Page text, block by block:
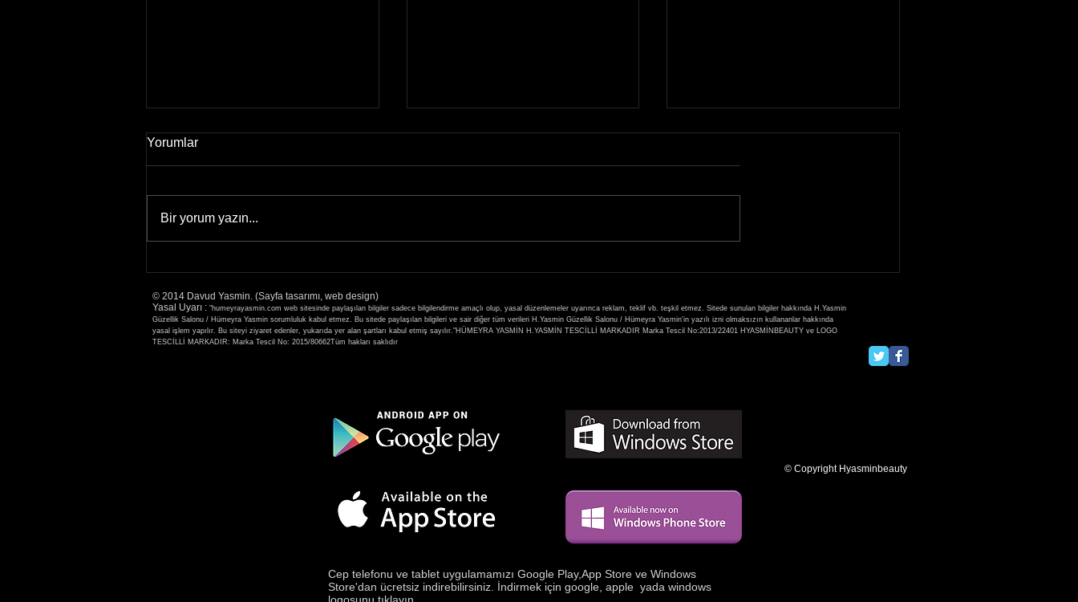
Fethiye'deyim
Tekniği ile katıldım
Yorumlar
Bir yorum yazın...
© 2014 Davud Yasmin. (Sayfa tasarımı, web design)
Yasal Uyarı : "humeyrayasmin.com web sitesinde paylaşılan bilgiler sadece bilgilendirme amaçlı olup, yasal düzenlemeler uyarınca reklam, teklif vb. teşkil etmez. Sitede sunulan bilgiler hakkında H.Yasmin
Güzellik Salonu / Hümeyra Yasmin sorumluluk kabul etmez. Bu sitede paylaşılan bilgileri ve sair diğer tüm verileri H.Yasmin Güzellik Salonu / Hümeyra Yasmin'in yazılı izni olmaksızın kullananlar hakkında
yasal işlem yapılır. Bu siteyi ziyaret edenler, yukarıda yer alan şartları kabul etmiş sayılır."HÜMEYRA YASMİN H.YASMİN TESCİLLİ MARKADIR Marka Tescil No:2013/22401 HYASMİNBEAUTY ve LOGO
TESCİLLİ MARKADIR: Marka Tescil No: 2015/80662Tüm hakları saklıdır
© Copyright Hyasminbeauty
Cep telefonu ve tablet uygulamamızı Google Play,App Store ve Windows
Store'dan ücretsiz indirebilirsiniz. İndirmek için google, apple yada windows